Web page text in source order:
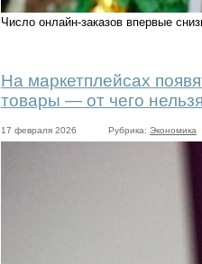
Число онлайн-заказов впервые
На маркетплейсах
товары — от чего
17 февраля 2026 Рубрика: Экономика